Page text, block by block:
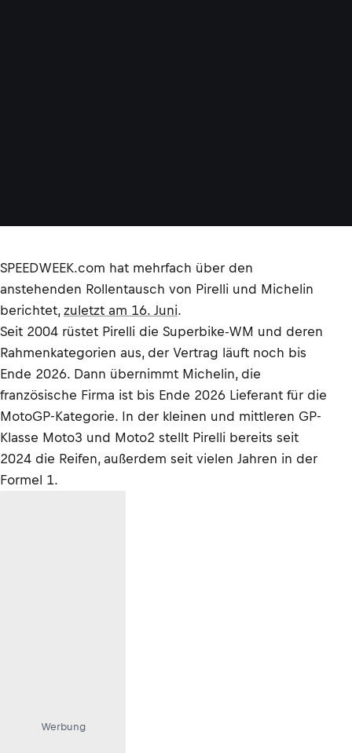
SPEEDWEEK.com hat mehrfach über den
anstehenden Rollentausch von Pirelli und Michelin
berichtet, zuletzt am 16. Juni.
Seit 2004 rüstet Pirelli die Superbike-WM und deren
Rahmenkategorien aus, der Vertrag läuft noch bis
Ende 2026. Dann übernimmt Michelin, die
französische Firma ist bis Ende 2026 Lieferant für die
MotoGP-Kategorie. In der kleinen und mittleren GP-
Klasse Moto3 und Moto2 stellt Pirelli bereits seit
2024 die Reifen, außerdem seit vielen Jahren in der
Formel 1.
Werbung